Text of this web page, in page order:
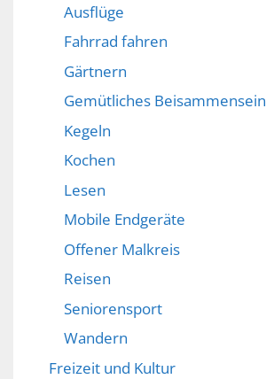
Ausflüge
Fahrrad fahren
Gärtnern
Gemütliches Beisammensein
Kegeln
Kochen
Lesen
Mobile Endgeräte
Offener Malkreis
Reisen
Seniorensport
Wandern
Freizeit und Kultur